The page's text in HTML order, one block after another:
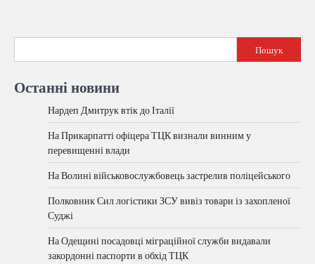
Пошук
Останні новини
Нардеп Дмитрук втік до Італії
На Прикарпатті офіцера ТЦК визнали винним у
перевищенні влади
На Волині військовослужбовець застрелив поліцейського
Полковник Сил логістики ЗСУ вивіз товари із захопленої
Суджі
На Одещині посадовці міграційної служби видавали
закордонні паспорти в обхід ТЦК